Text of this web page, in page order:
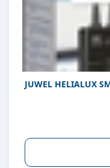
JUWEL HELIALUX